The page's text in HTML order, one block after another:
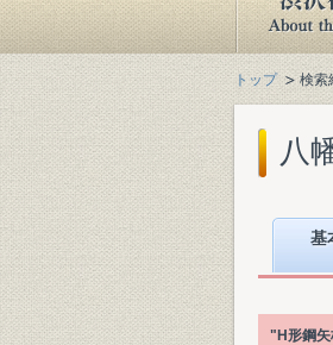
トップ 検索
八
基
"H形鋼矢